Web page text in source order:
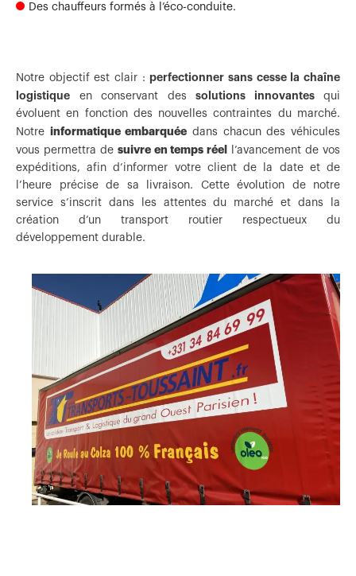
Des chauffeurs formés à l’éco-conduite.
Notre objectif est clair : perfectionner sans cesse la chaîne
logistique en conservant des solutions innovantesqui
évoluent en fonction des nouvelles contraintes du marché.
Notre informatique embarquée dans chacun des véhicules
vous permettra de suivre en temps réel
l’avancement de vos
expéditions, afin d’informer votre client de la date et de
l’heure précise de sa livraison. Cette évolution de notre
service s’inscrit dans les attentes du marché et dans la
création d’un transport routier respectueux du
développement durable.